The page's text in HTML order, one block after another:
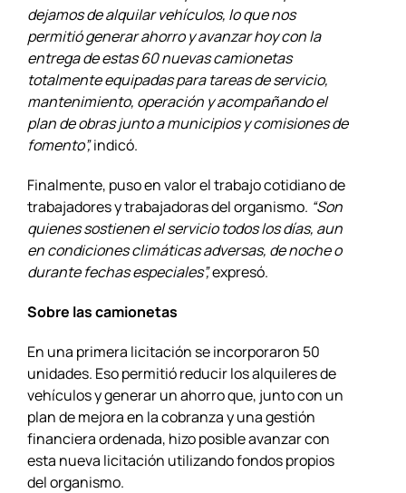
dejamos de alquilar vehículos, lo que nos
permitió generar ahorro y avanzar hoy con la
entrega de estas 60 nuevas camionetas
totalmente equipadas para tareas de servicio,
mantenimiento, operación y acompañando el
plan de obras junto a municipios y comisiones de
fomento”,indicó.
Finalmente, puso en valor el trabajo cotidiano de
trabajadores y trabajadoras del organismo. “Son
quienes sostienen el servicio todos los días, aun
en condiciones climáticas adversas, de noche o
durante fechas especiales”,expresó.
Sobre las camionetas
En una primera licitación se incorporaron 50
unidades. Eso permitió reducir los alquileres de
vehículos y generar un ahorro que, junto con un
plan de mejora en la cobranza y una gestión
financiera ordenada, hizo posible avanzar con
esta nueva licitación utilizando fondos propios
del organismo.